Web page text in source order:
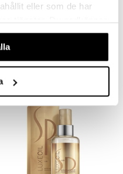
eller som de har
av vår webbplats.